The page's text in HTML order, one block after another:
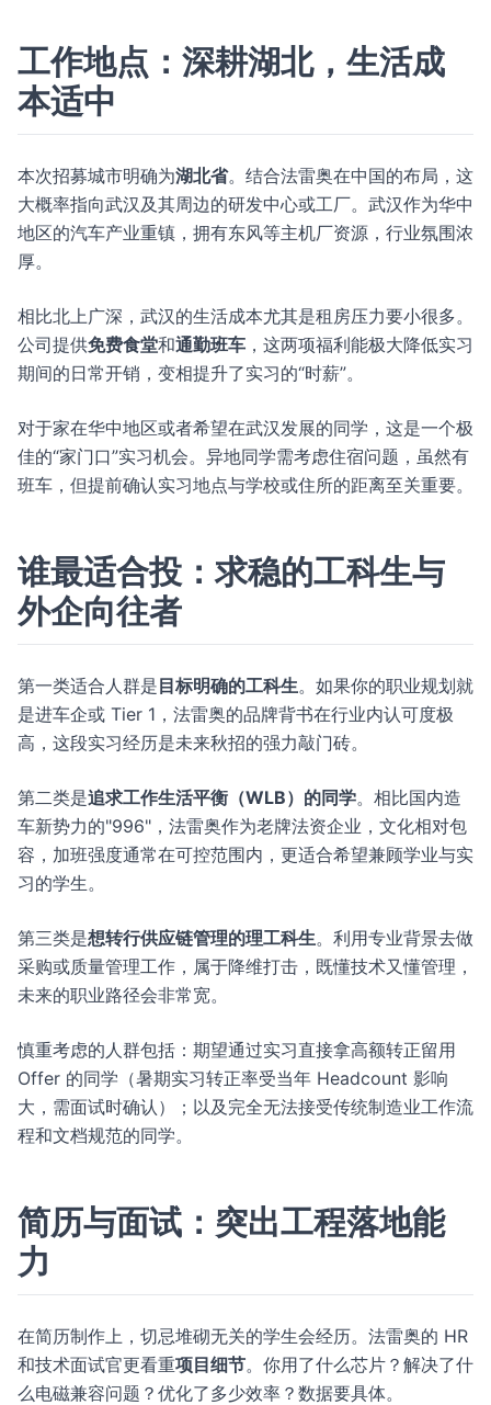
工作地点：深耕湖北，生活成
本适中
本次招募城市明确为湖北省。结合法雷奥在中国的布局，这
大概率指向武汉及其周边的研发中心或工厂。武汉作为华中
地区的汽车产业重镇，拥有东风等主机厂资源，行业氛围浓
厚。
相比北上广深，武汉的生活成本尤其是租房压力要小很多。
公司提供免费食堂和通勤班车 ，这两项福利能极大降低实习
期间的日常开销，变相提升了实习的“时薪”。
对于家在华中地区或者希望在武汉发展的同学，这是一个极
佳的“家门口”实习机会。异地同学需考虑住宿问题，虽然有
班车，但提前确认实习地点与学校或住所的距离至关重要。
谁最适合投：求稳的工科生与
外企向往者
第一类适合人群是目标明确的工科生。如果你的职业规划就
是进车企或 Tier 1，法雷奥的品牌背书在行业内认可度极
高，这段实习经历是未来秋招的强力敲门砖。
第二类是追求工作生活平衡（WLB）的同学。相比国内造
车新势力的"996"，法雷奥作为老牌法资企业，文化相对包
容，加班强度通常在可控范围内，更适合希望兼顾学业与实
习的学生。
第三类是想转行供应链管理的理工科生。利用专业背景去做
采购或质量管理工作，属于降维打击，既懂技术又懂管理，
未来的职业路径会非常宽。
慎重考虑的人群包括：期望通过实习直接拿高额转正留用
Offer 的同学（暑期实习转正率受当年 Headcount 影响
大，需面试时确认）；以及完全无法接受传统制造业工作流
程和文档规范的同学。
简历与面试：突出工程落地能
力
在简历制作上，切忌堆砌无关的学生会经历。法雷奥的 HR
和技术面试官更看重项目细节。你用了什么芯片？解决了什
么电磁兼容问题？优化了多少效率？数据要具体。